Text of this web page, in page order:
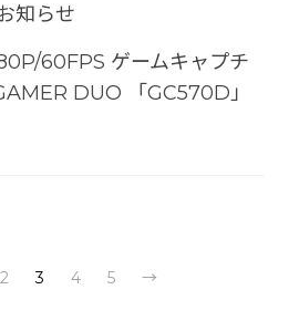
知らせ
60FPS ゲームキャプチ
DUO 「GC570D」
2 3 4 5 →